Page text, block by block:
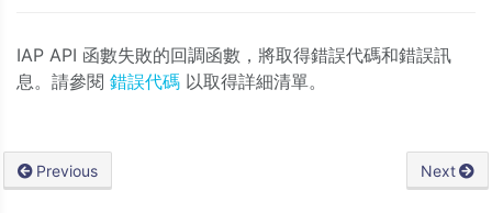
IAP API 函數失敗的回調函數，將取得錯誤代碼和錯誤訊
息。請參閱 錯誤代碼 以取得詳細清單。
Previous Next